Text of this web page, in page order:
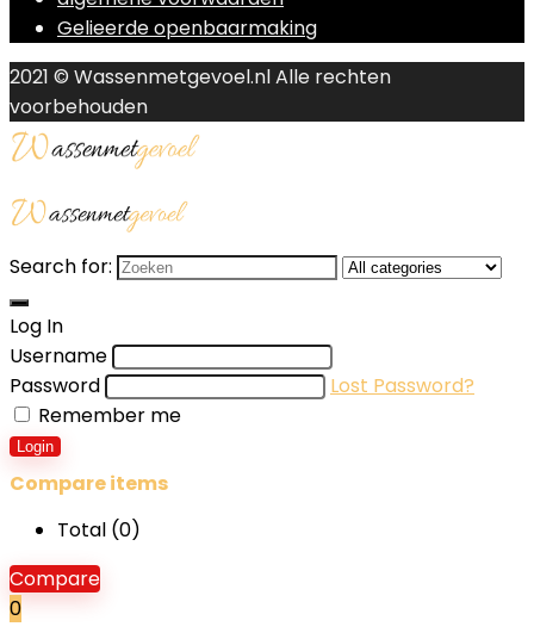
Gelieerde openbaarmaking
2021 © Wassenmetgevoel.nl Alle rechten
voorbehouden
Search for:
Log In
Username
Password
Lost Password?
Remember me
Login
Compare items
Total (0)
Compare
0